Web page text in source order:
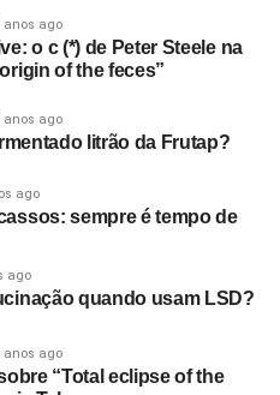
filmou?Bom, tudo custou
achei um absurdo!
um filme da Agfa que
uma faixa de som, mas
e o som era adicionado
sem som e gravei o áudio
sincronizar depois, mas
e quatro quadros por
dezoito.
com uma câmera e só
Cerca de nove
anos ago
o c (*) de Peter Steele na
of the feces”
anos ago
litrão da Frutap?
ago
sempre é tempo de
ago
quando usam LSD?
anos ago
“Total eclipse of the